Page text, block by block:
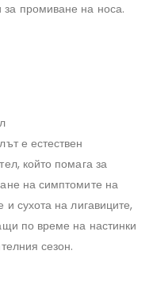
за промиване на носа.
е естествен
който помага за
на симптомите на
и сухота на лигавиците,
по време на настинки
сезон.